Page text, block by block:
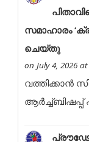
സമാഹാരം
ചെയ്തു
on July 4, 2026
വത്തിക്കാൻ
ആർച്ച്ബിഷപ്പ്